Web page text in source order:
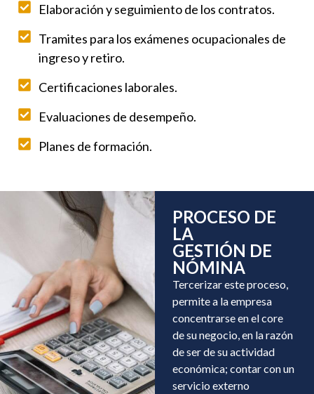
Elaboración y seguimiento de los contratos.
Tramites para los exámenes ocupacionales de
ingreso y retiro.
Certificaciones laborales.
Evaluaciones de desempeño.
Planes de formación.
PROCESO DE
LA
GESTIÓN DE
NÓMINA
Tercerizar este proceso,
permite a la empresa
concentrarse en el core
de su negocio, en la razón
de ser de su actividad
económica; contar con un
servicio externo